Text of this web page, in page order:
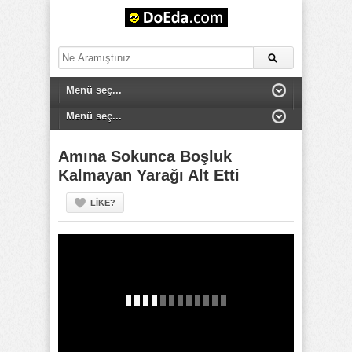
Amına Sokunca Boşluk
Kalmayan Yarağı Alt Etti
LIKE?